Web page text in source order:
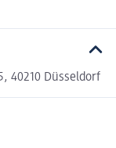
40210 Düsseldorf